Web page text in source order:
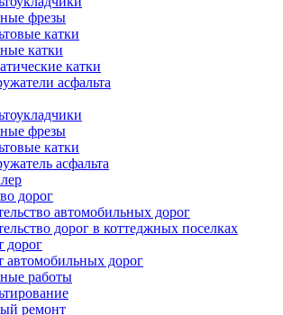
фрезы
катки
катки
катки
асфальта
фрезы
катки
асфальта
дорог
автомобильных дорог
дорог в коттеджных поселках
дорог
автомобильных дорог
работы
ремонт